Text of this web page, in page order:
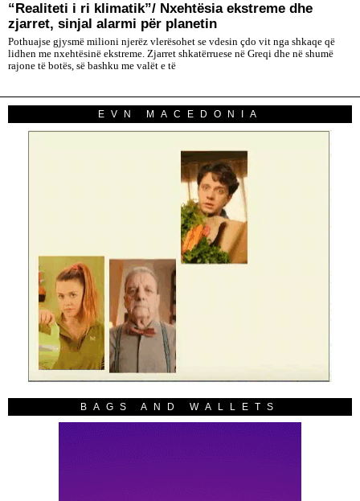
“Realiteti i ri klimatik”/ Nxehtësia ekstreme dhe
zjarret, sinjal alarmi për planetin
Pothuajse gjysmë milioni njerëz vlerësohet se vdesin çdo vit nga shkaqe që
lidhen me nxehtësinë ekstreme. Zjarret shkatërruese në Greqi dhe në shumë
rajone të botës, së bashku me valët e të
EVN MACEDONIA
BAGS AND WALLETS